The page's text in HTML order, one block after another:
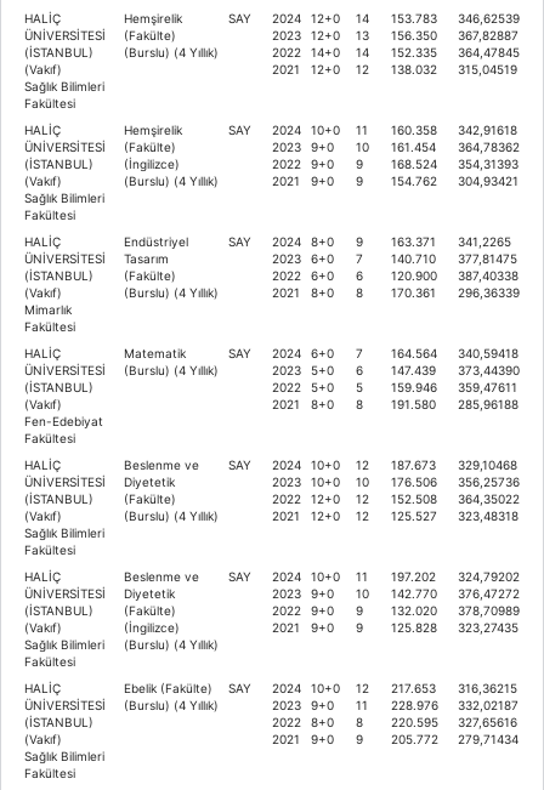
HALİÇ
ÜNİVERSİTESİ
(İSTANBUL)
(Vakıf)
Sağlık Bilimleri
Fakültesi
Hemşirelik
(Fakülte)
(Burslu) (4 Yıllık)
SAY
2024
2023
2022
2021
12+0
12+0
14+0
12+0
14
13
14
12
153.783
156.350
152.335
138.032
346,62539
367,82887
364,47845
315,04519
HALİÇ
ÜNİVERSİTESİ
(İSTANBUL)
(Vakıf)
Sağlık Bilimleri
Fakültesi
Hemşirelik
(Fakülte)
(İngilizce)
(Burslu) (4 Yıllık)
SAY
2024
2023
2022
2021
10+0
9+0
9+0
9+0
11
10
9
9
160.358
161.454
168.524
154.762
342,91618
364,78362
354,31393
304,93421
HALİÇ
ÜNİVERSİTESİ
(İSTANBUL)
(Vakıf)
Mimarlık
Fakültesi
Endüstriyel
Tasarım
(Fakülte)
(Burslu) (4 Yıllık)
SAY
2024
2023
2022
2021
8+0
6+0
6+0
8+0
9
7
6
8
163.371
140.710
120.900
170.361
341,2265
377,81475
387,40338
296,36339
HALİÇ
ÜNİVERSİTESİ
(İSTANBUL)
(Vakıf)
Fen-Edebiyat
Fakültesi
Matematik
(Burslu) (4 Yıllık)
SAY
2024
2023
2022
2021
6+0
5+0
5+0
8+0
7
6
5
8
164.564
147.439
159.946
191.580
340,59418
373,44390
359,47611
285,96188
HALİÇ
ÜNİVERSİTESİ
(İSTANBUL)
(Vakıf)
Sağlık Bilimleri
Fakültesi
Beslenme ve
Diyetetik
(Fakülte)
(Burslu) (4 Yıllık)
SAY
2024
2023
2022
2021
10+0
10+0
12+0
12+0
12
10
12
12
187.673
176.506
152.508
125.527
329,10468
356,25736
364,35022
323,48318
HALİÇ
ÜNİVERSİTESİ
(İSTANBUL)
(Vakıf)
Sağlık Bilimleri
Fakültesi
Beslenme ve
Diyetetik
(Fakülte)
(İngilizce)
(Burslu) (4 Yıllık)
SAY
2024
2023
2022
2021
10+0
9+0
9+0
9+0
11
10
9
9
197.202
142.770
132.020
125.828
324,79202
376,47272
378,70989
323,27435
HALİÇ
ÜNİVERSİTESİ
(İSTANBUL)
(Vakıf)
Sağlık Bilimleri
Fakültesi
Ebelik (Fakülte)
(Burslu) (4 Yıllık)
SAY
2024
2023
2022
2021
10+0
9+0
8+0
9+0
12
11
8
9
217.653
228.976
220.595
205.772
316,36215
332,02187
327,65616
279,71434